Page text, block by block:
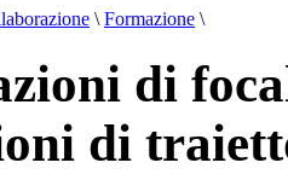
\ Formazione \
di
di